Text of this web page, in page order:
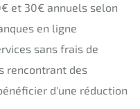
et 30€ annuels selon
en ligne
sans frais de
rencontrant des
d'une réduction